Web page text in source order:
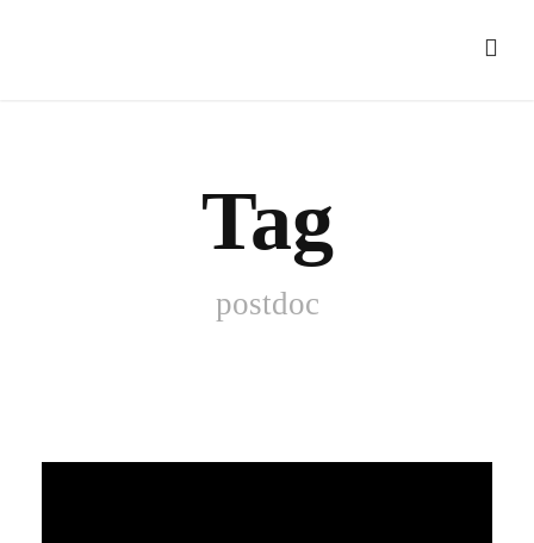
Tag
postdoc